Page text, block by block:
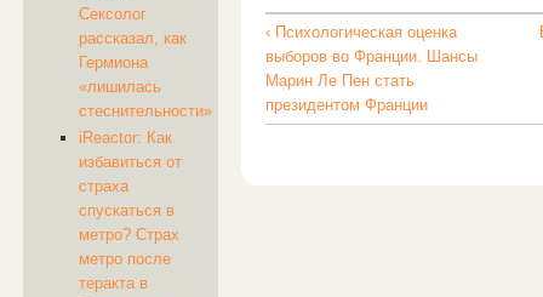
Сексолог
рассказал, как
Гермиона
«лишилась
стеснительности»
iReactor: Как
избавиться от
страха
спускаться в
метро? Страх
метро после
теракта в
‹ Психологическая оценка
выборов во Франции. Шансы
Марин Ле Пен стать
президентом Франции